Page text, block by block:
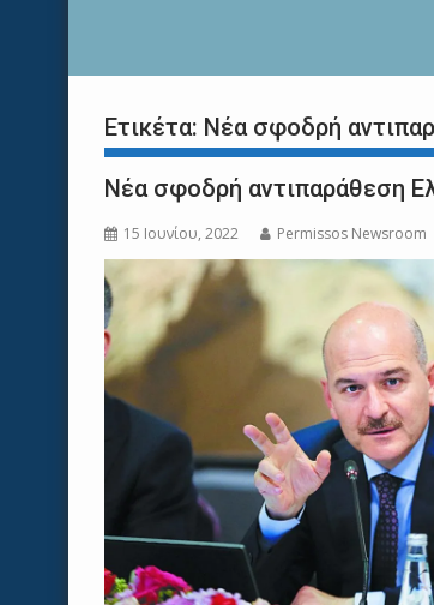
Ετικέτα: Νέα σφοδρή
Νέα σφοδρή αντιπαράθεση
15 Ιουνίου, 2022 Permissos Newsroom